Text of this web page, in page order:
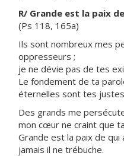
R/ Grande est la paix
(Ps 118, 165a)
Ils sont nombreux mes
oppresseurs ;
je ne dévie pas de tes
Le fondement de ta
éternelles sont tes
Des grands me
mon cœur ne craint que
Grande est la paix de qui
jamais il ne trébuche.